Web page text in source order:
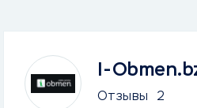
I-
Отзывы 2